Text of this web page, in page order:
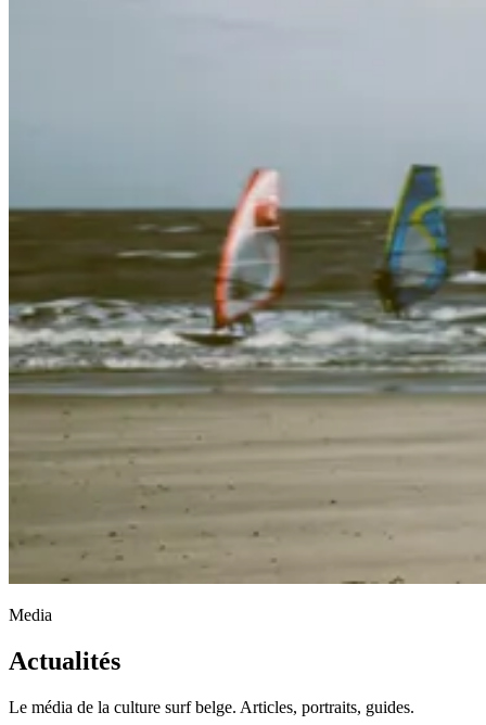
Media
Actualités
Le média de la culture surf belge. Articles, portraits, guides.